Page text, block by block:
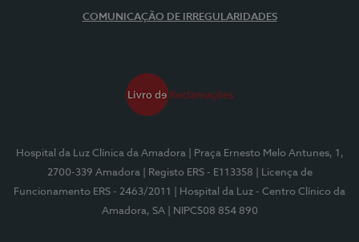
COMUNICAÇÃO DE IRREGULARIDADES
Hospital da Luz Clínica da Amadora
| Praça Ernesto Melo Antunes, 1,
2700-339 Amadora
| Registo ERS - E113358
| Licença de
Funcionamento ERS - 2463/2011
| Hospital da Luz - Centro Clínico da
Amadora, SA
| NIPC508 854 890